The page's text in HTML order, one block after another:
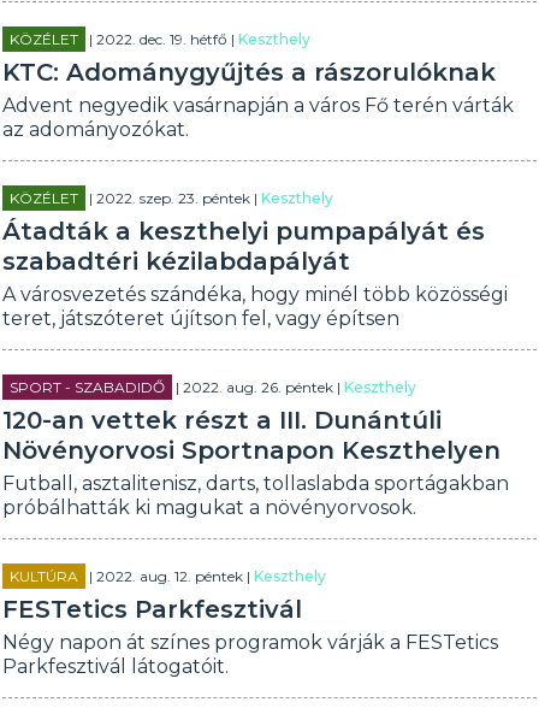
KÖZÉLET | 2022. dec. 19. hétfő |Keszthely
KTC: Adománygyűjtés a rászorulóknak
Advent negyedik vasárnapján a város Fő terén várták
az adományozókat.
KÖZÉLET | 2022. szep. 23. péntek |Keszthely
Átadták a keszthelyi pumpapályát és
szabadtéri kézilabdapályát
A városvezetés szándéka, hogy minél több közösségi
teret, játszóteret újítson fel, vagy építsen
SPORT - SZABADIDŐ | 2022. aug. 26. péntek |Keszthely
120-an vettek részt a III. Dunántúli
Növényorvosi Sportnapon Keszthelyen
Futball, asztalitenisz, darts, tollaslabda sportágakban
próbálhatták ki magukat a növényorvosok.
KULTÚRA | 2022. aug. 12. péntek |Keszthely
FESTetics Parkfesztivál
Négy napon át színes programok várják a FESTetics
Parkfesztivál látogatóit.